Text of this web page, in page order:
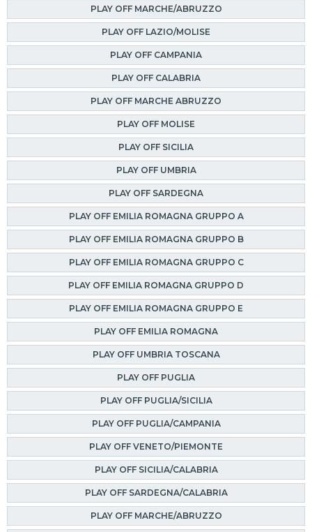
PLAY OFF MARCHE/ABRUZZO
PLAY OFF LAZIO/MOLISE
PLAY OFF CAMPANIA
PLAY OFF CALABRIA
PLAY OFF MARCHE ABRUZZO
PLAY OFF MOLISE
PLAY OFF SICILIA
PLAY OFF UMBRIA
PLAY OFF SARDEGNA
PLAY OFF EMILIA ROMAGNA GRUPPO A
PLAY OFF EMILIA ROMAGNA GRUPPO B
PLAY OFF EMILIA ROMAGNA GRUPPO C
PLAY OFF EMILIA ROMAGNA GRUPPO D
PLAY OFF EMILIA ROMAGNA GRUPPO E
PLAY OFF EMILIA ROMAGNA
PLAY OFF UMBRIA TOSCANA
PLAY OFF PUGLIA
PLAY OFF PUGLIA/SICILIA
PLAY OFF PUGLIA/CAMPANIA
PLAY OFF VENETO/PIEMONTE
PLAY OFF SICILIA/CALABRIA
PLAY OFF SARDEGNA/CALABRIA
PLAY OFF MARCHE/ABRUZZO